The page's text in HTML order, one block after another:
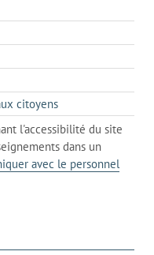
citoyenss'ouvre
dans
l'onglet
actuel
l'accessibilité du site
dans un
avec le personnel